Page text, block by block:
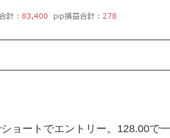
ョートでエントリー。128.00で